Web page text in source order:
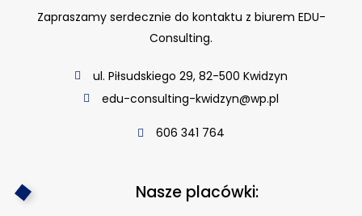
Zapraszamy serdecznie do kontaktu z biurem EDU-
Consulting.
ul. Piłsudskiego 29, 82-500 Kwidzyn
edu-consulting-kwidzyn@wp.pl
606 341 764
Nasze placówki: